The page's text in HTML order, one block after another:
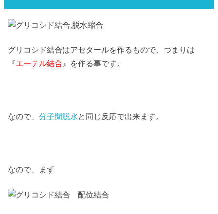
グリコシド結合はアセタールを作るもので、つまりは
『エーテル結合 』を作る事です。
なので、分子間脱水と同じ反応で出来ます。
なので、まず